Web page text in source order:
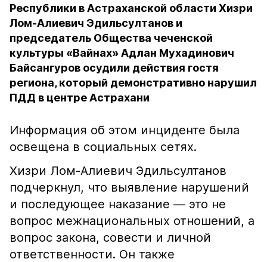
Республики в Астраханской области Хизри
Лом-Алиевич Эдильсултанов и
председатель Общества чеченской
культуры «Вайнах» Адлан Мухадинович
Байсангуров осудили действия гостя
региона, который демонстративно нарушил
ПДД в центре Астрахани
Информация об этом инциденте была
освещена в социальных сетях.
Хизри Лом-Алиевич Эдильсултанов
подчеркнул, что выявление нарушений
и последующее наказание — это не
вопрос межнациональных отношений, а
вопрос закона, совести и личной
ответственности. Он также